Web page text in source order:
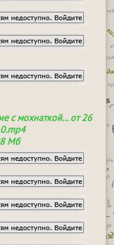
с мохнаткой... от 26
Мб